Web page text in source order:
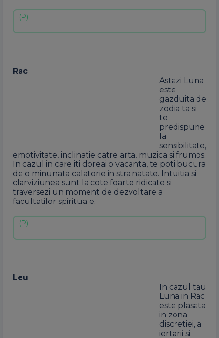
Rac
Astazi Luna
este
gazduita de
zodia ta si
te
predispune
la
sensibilitate,
emotivitate, inclinatie catre arta, muzica si frumos.
In cazul in care iti doreai o vacanta, te poti bucura
de o minunata calatorie in strainatate. Intuitia si
clarviziunea sunt la cote foarte ridicate si
traversezi un moment de dezvoltare a
facultatilor spirituale.
Leu
In cazul tau
Luna in Rac
este plasata
in zona
discretiei, a
iertarii si